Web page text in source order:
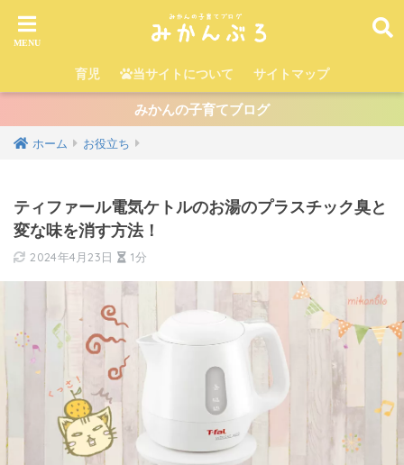
育児 当サイトについて サイトマップ
みかんの子育てブログ
ホーム お役立ち
ティファール電気ケトルのお湯のプラスチック臭と
変な味を消す方法！
2024年4月23日 1分